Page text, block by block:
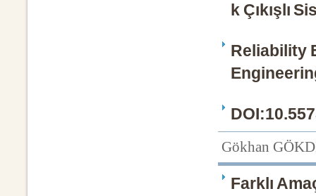
k Çıkışlı
Reliability
Gökhan
Farklı